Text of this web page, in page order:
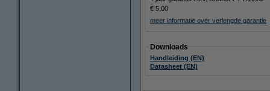
€ 5,00
meer informatie over verlengde garantie
Downloads
Handleiding (EN)
Datasheet (EN)